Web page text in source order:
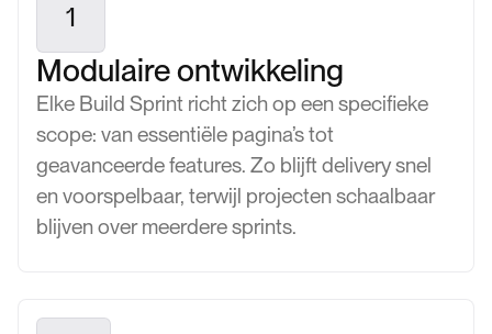
1
Modulaire ontwikkeling
Elke Build Sprint richt zich op een specifieke
scope: van essentiële pagina’s tot
geavanceerde features. Zo blijft delivery snel
en voorspelbaar, terwijl projecten schaalbaar
blijven over meerdere sprints.